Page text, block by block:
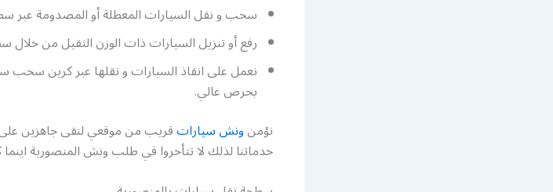
سحب و نقل السيارات المعطلة أو المصدومة عبر
رفع أو تنزيل السيارات ذات الوزن الثقيل من خلال
نعمل على انقاذ السيارات و نقلها عبر كرين سحب
بحرص عالي.
نؤمنونش سياراتقريب من موقعي لنقى جاهزين على
خدماتنا لذلك لا تتأخروا في طلب ونش المنصورية اينما